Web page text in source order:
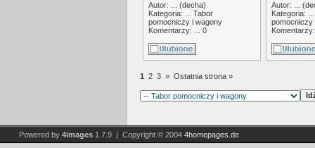
Autor: ... (decha)
Kategoria: ... Tabor
pomocniczy i wagony
Komentarzy: ... 0
Autor: ... (
Kategoria:
pomocniczy
1 2 3 » Ostatnia strona »
Powered by 4images 1.7.9 | Copyright © 2004 4homepages.de